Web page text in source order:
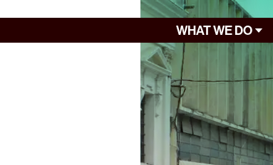
WHAT WE DO